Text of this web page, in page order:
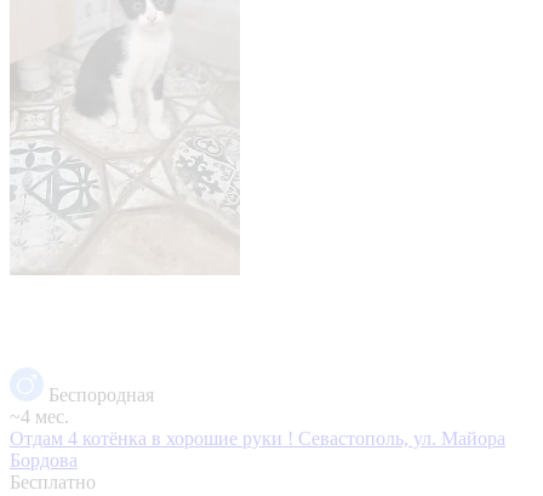
Беспородная
~4 мес.
Отдам 4 котёнка в хорошие руки ! Севастополь, ул. Майора
Бордова
Бесплатно